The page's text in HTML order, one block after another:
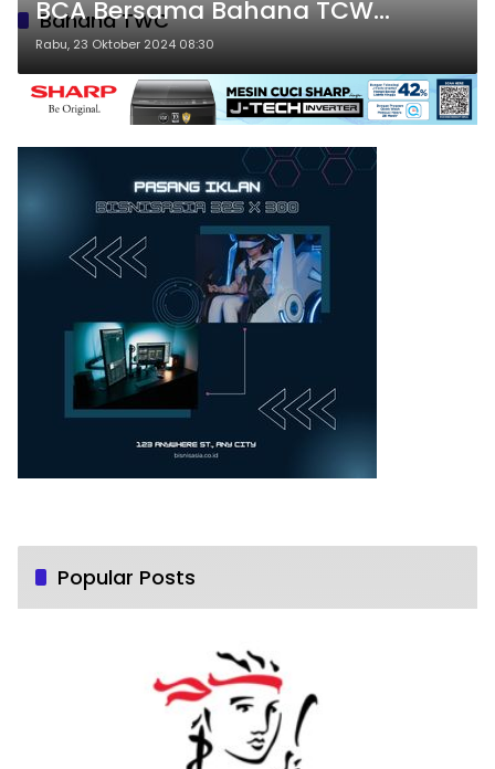
Bahana TWC
BCA Bersama Bahana TCW
Hadirkan Reksa Dana BIPA35
Rabu, 23 Oktober 2024 08:30
Popular Posts